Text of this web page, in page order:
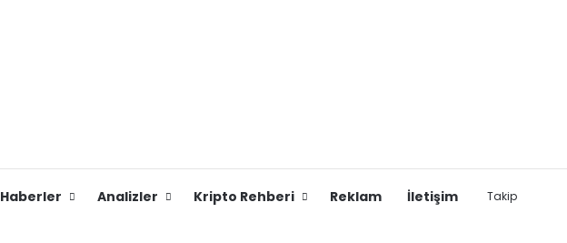
Haberler Analizler Kripto Rehberi Reklam İletişim Takip